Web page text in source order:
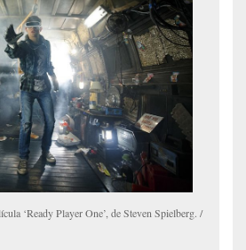
‘Ready Player One’, de Steven Spielberg. /